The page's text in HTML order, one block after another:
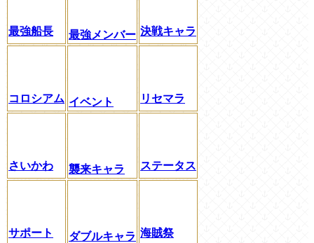
最強船長 最強メンバー 決戦キャラ
コロシアム イベント リセマラ
さいかわ 襲来キャラ ステータス
サポート ダブルキャラ 海賊祭